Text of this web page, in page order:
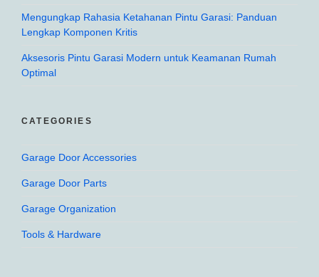
Mengungkap Rahasia Ketahanan Pintu Garasi: Panduan
Lengkap Komponen Kritis
Aksesoris Pintu Garasi Modern untuk Keamanan Rumah
Optimal
CATEGORIES
Garage Door Accessories
Garage Door Parts
Garage Organization
Tools & Hardware